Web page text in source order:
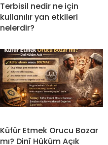
Terbisil nedir ne için
kullanılır yan etkileri
nelerdir?
Küfür Etmek Orucu Bozar
mı? Dinî Hüküm Açık